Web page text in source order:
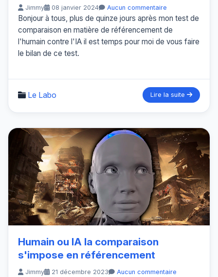
Jimmy 08 janvier 2024 Aucun commentaire
Bonjour à tous, plus de quinze jours après mon test de
comparaison en matière de référencement de
l'humain contre l'IA il est temps pour moi de vous faire
le bilan de ce test.
Le Labo Lire la suite
Humain ou IA la comparaison
s'impose en référencement
Jimmy 21 décembre 2023 Aucun commentaire